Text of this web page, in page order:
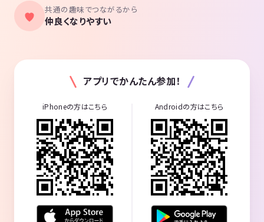
共通の趣味でつながるから
仲良くなりやすい
アプリでかんたん参加！
iPhoneの方はこちら Androidの方はこちら